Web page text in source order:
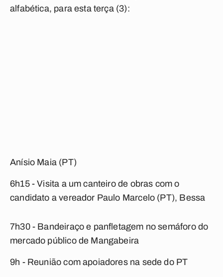
alfabética, para esta terça (3):
Anísio Maia (PT)
6h15 - Visita a um canteiro de obras com o
candidato a vereador Paulo Marcelo (PT), Bessa
7h30 - Bandeiraço e panfletagem no semáforo do
mercado público de Mangabeira
9h - Reunião com apoiadores na sede do PT